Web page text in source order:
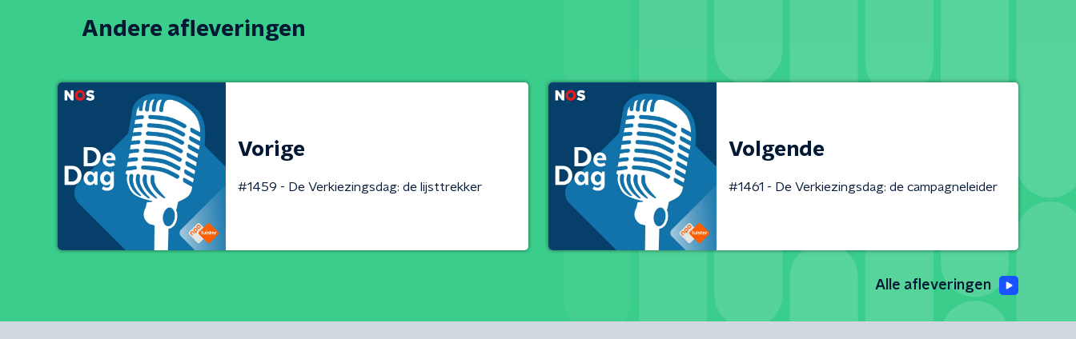
Andere afleveringen
Vorige
#1459 - De Verkiezingsdag: de lijsttrekker
Volgende
#1461 - De Verkiezingsdag: de campagneleider
Alle afleveringen